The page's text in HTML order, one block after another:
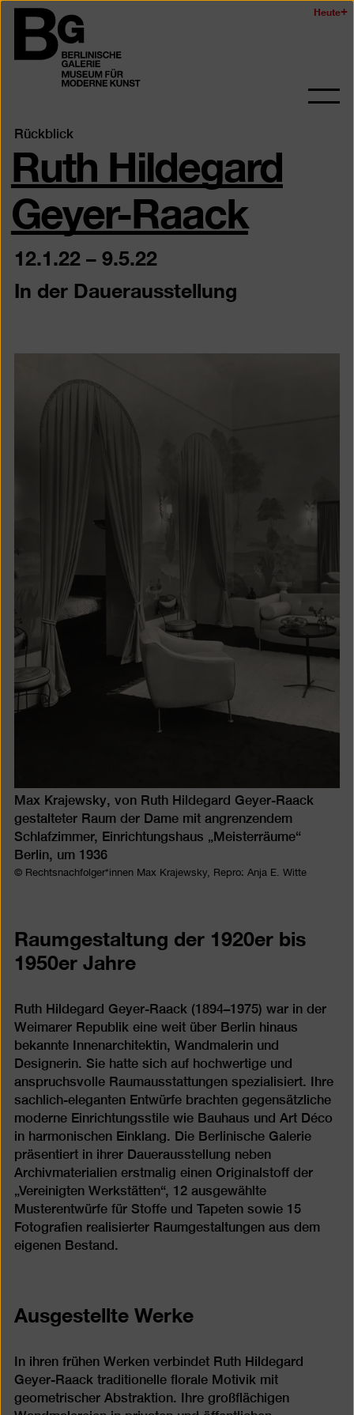
Zum
Seiteninhalt
springen
Berlinischen
Galerie
Heute
Rückblick
Ruth Hildegard
Geyer-Raack
12.1.22–9.5.22
In der Dauerausstellung
Max Krajewsky, von Ruth Hildegard Geyer-Raack
gestalteter Raum der Dame mit angrenzendem
Schlafzimmer, Einrichtungshaus „Meisterräume“
Berlin, um 1936
© Rechtsnachfolger*innen Max Krajewsky, Repro: Anja E. Witte
Raumgestaltung der 1920er bis
1950er Jahre
Ruth Hildegard Geyer-Raack (1894–1975) war in der
Weimarer Republik eine weit über Berlin hinaus
bekannte Innenarchitektin, Wandmalerin und
Designerin. Sie hatte sich auf hochwertige und
anspruchsvolle Raumausstattungen spezialisiert. Ihre
sachlich-eleganten Entwürfe brachten gegensätzliche
moderne Einrichtungsstile wie Bauhaus und Art Déco
in harmonischen Einklang. Die Berlinische Galerie
präsentiert in ihrer Dauerausstellung neben
Archivmaterialien erstmalig einen Originalstoff der
„Vereinigten Werkstätten“, 12 ausgewählte
Musterentwürfe für Stoffe und Tapeten sowie 15
Fotografien realisierter Raumgestaltungen aus dem
eigenen Bestand.
Ausgestellte Werke
In ihren frühen Werken verbindet Ruth Hildegard
Geyer-Raack traditionelle florale Motivik mit
geometrischer Abstraktion. Ihre großflächigen